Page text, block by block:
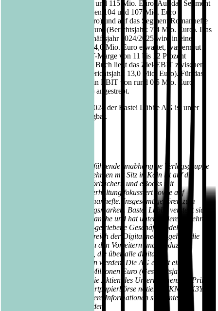
Umsatzspanne zwischen 111 und 115 Mio. Euro. Auf das Segment
Buch entfallen davon zwischen 104 und 107 Mio. Euro
(Berichtsjahr: 102,9 Mio. Euro) und auf das Segment Romanhefte
zwischen 6,5 und 7,5 Mio. Euro (Berichtsjahr: 7,4 Mio. Euro). Das
Konzern-EBIT für das Geschäftsjahr 2024/2025 wird in einer
Spanne zwischen 13,0 und 14,0 Mio. Euro erwartet, was erneut
einer klar zweistelligen EBIT-Marge von 11 bis 12 Prozent
entspräche. Für das Segment Buch liegt das Ziel-EBIT zwischen
12,5 und 13,5 Mio. Euro (Berichtsjahr: 13,0 Mio. Euro). Für das
Segment Romanhefte wird ein EBIT von rund 0,5 Mio. Euro
(Berichtsjahr: 1,0 Mio. Euro) angestrebt.
Der Geschäftsbericht 2023/2024 der Bastei Lübbe AG ist unter
verfügbar.
Die Bastei Lübbe AG ist die führende unabhängige Verlagsgruppe
in Deutschland. Das Unternehmen mit Sitz in Köln ist auf die
Publikation von Büchern, Hörbüchern und eBooks mit
hochwertiger populärer Unterhaltung fokussiert sowie auf
periodisch erscheinende Romanhefte. Insgesamt gehören zum
Unternehmen fünfzehn Verlagsmarken. Bastei Lübbe versteht sich
als Innovationstreiber der Branche und hat unter anderem mehrere
stark wachsende community-getriebene Geschäftsmodelle
erfolgreich aufgebaut. Im Bereich der Digitalmedien gehört die
Bastei Lübbe AG ebenfalls zu den Vorreitern und produziert
tausende Audio- und eBooks, die über alle digitalen
Verwertungskanäle vertrieben werden. Die AG erzielt einen
Jahresumsatz von über 110 Millionen Euro (Geschäftsjahr
2023/2024). Seit 2013 sind die Aktien des Unternehmens im Prime
Standard der Frankfurter Wertpapierbörse notiert (WKN A1X3YY,
ISIN DE000A1X3YY0). Weitere Informationen sind unter
zu finden.